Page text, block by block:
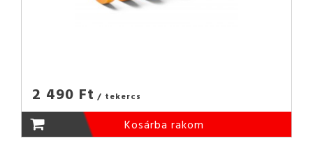
2 490 Ft / tekercs
Kosárba rakom